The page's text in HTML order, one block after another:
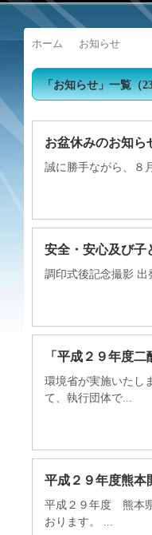
ホーム お知らせ
「お知らせ」一覧（
お盆休みのお知ら
誠に勝手ながら、８
安全・安心及び子
調印式後記念撮影
「平成２９年度
環境省が実施いたし
て、執行団体で...
平成２９年度熊本
平成２９年度 熊本
おります。 ...